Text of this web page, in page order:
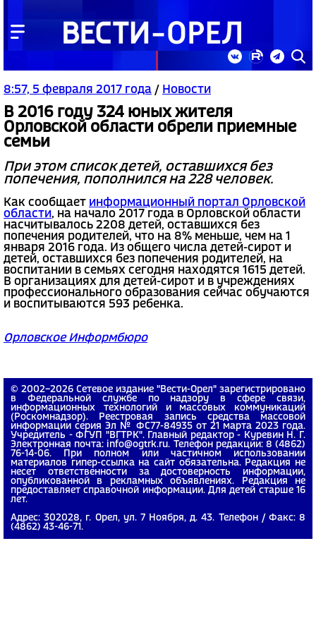
8:57, 5 февраля 2017 года / Новости
В 2016 году 324 юных жителя
Орловской области обрели приемные
семьи
При этом список детей, оставшихся без
попечения, пополнился на 228 человек.
Как сообщает информационный портал Орловской
области, на начало 2017 года в Орловской области
насчитывалось 2208 детей, оставшихся без
попечения родителей, что на 8% меньше, чем на 1
января 2016 года. Из общего числа детей-сирот и
детей, оставшихся без попечения родителей, на
воспитании в семьях сегодня находятся 1615 детей.
В организациях для детей-сирот и в учреждениях
профессионального образования сейчас обучаются
и воспитываются 593 ребенка.
Орловское Информбюро
© 2002−2026 Сетевое издание "Вести-Орел" зарегистрировано
в Федеральной службе по надзору в сфере связи,
информационных технологий и массовых коммуникаций
(Роскомнадзор). Реестровая запись средства массовой
информации серия Эл № ФС77-84935 от 21 марта 2023 года.
Учредитель - ФГУП "ВГТРК". Главный редактор - Куревин Н. Г.
Электронная почта: info@ogtrk.ru. Телефон редакции: 8 (4862)
76-14-06. При полном или частичном использовании
материалов гипер-ссылка на сайт обязательна. Редакция не
несет ответственности за достоверность информации,
опубликованной в рекламных объявлениях. Редакция не
предоставляет справочной информации. Для детей старше 16
лет.
Адрес: 302028, г. Орел, ул. 7 Ноября, д. 43. Телефон / Факс: 8
(4862) 43-46-71.